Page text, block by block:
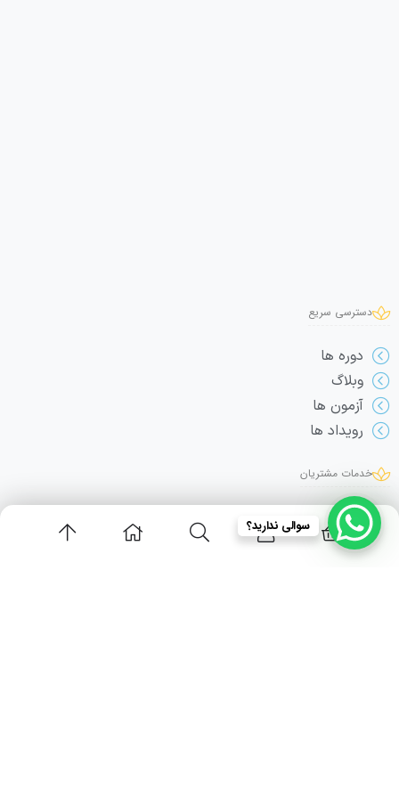
دسترسی سریع
دوره ها
وبلاگ
آزمون ها
رویداد ها
خدمات مشتریان
پشتیبانی
وبلاگ
سوالی ندارید؟